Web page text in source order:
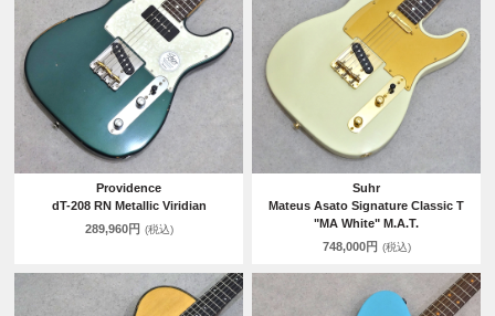
Providence
dT-208 RN Metallic Viridian
289,960円 (税込)
Suhr
Mateus Asato Signature Classic T
"MA White" M.A.T.
748,000円 (税込)